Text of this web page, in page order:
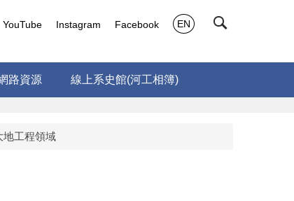
路資源 線上系史館(河工相簿)
YouTube Instagram Facebook EN
地工程領域